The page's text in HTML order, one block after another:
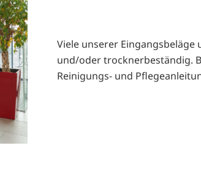
Viele unserer
und/oder trocknerbeständig.
Reinigungs- und